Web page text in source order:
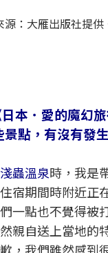
：大雁出版社提供
本．愛的魔幻
點，有沒有發
蟲溫泉時，我是
宿期間時附近正
一點也不覺得被
親自送上當地的